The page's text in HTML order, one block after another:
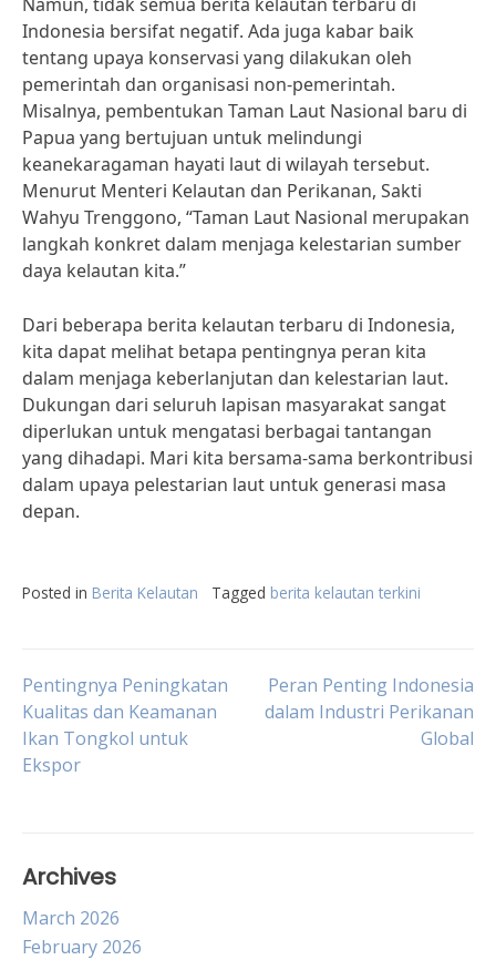
Indonesia bersifat negatif. Ada juga kabar baik
tentang upaya konservasi yang dilakukan oleh
pemerintah dan organisasi non-pemerintah.
Misalnya, pembentukan Taman Laut Nasional baru di
Papua yang bertujuan untuk melindungi
keanekaragaman hayati laut di wilayah tersebut.
Menurut Menteri Kelautan dan Perikanan, Sakti
Wahyu Trenggono, “Taman Laut Nasional merupakan
langkah konkret dalam menjaga kelestarian sumber
daya kelautan kita.”
Dari beberapa berita kelautan terbaru di Indonesia,
kita dapat melihat betapa pentingnya peran kita
dalam menjaga keberlanjutan dan kelestarian laut.
Dukungan dari seluruh lapisan masyarakat sangat
diperlukan untuk mengatasi berbagai tantangan
yang dihadapi. Mari kita bersama-sama berkontribusi
dalam upaya pelestarian laut untuk generasi masa
depan.
Posted in Berita Kelautan Tagged berita kelautan terkini
Post
navigation
Pentingnya Peningkatan
Kualitas dan Keamanan
Ikan Tongkol untuk
Ekspor
Peran Penting Indonesia
dalam Industri Perikanan
Global
Archives
March 2026
February 2026